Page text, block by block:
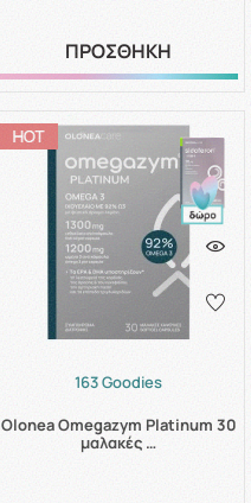
ΠΡΟΣΘΗΚΗ
163 Goodies
Olonea Omegazym Platinum 30
μαλακές …